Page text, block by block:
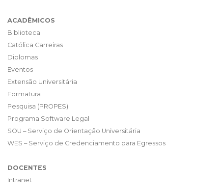
ACADÊMICOS
Biblioteca
Católica Carreiras
Diplomas
Eventos
Extensão Universitária
Formatura
Pesquisa (PROPES)
Programa Software Legal
SOU – Serviço de Orientação Universitária
WES – Serviço de Credenciamento para Egressos
DOCENTES
Intranet